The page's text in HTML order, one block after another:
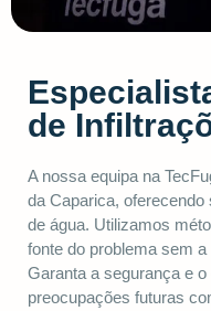
de
A nossa equipa na
da Caparica,
de água. Utilizamos
fonte do problema sem
Garanta a segurança e
preocupações futuras